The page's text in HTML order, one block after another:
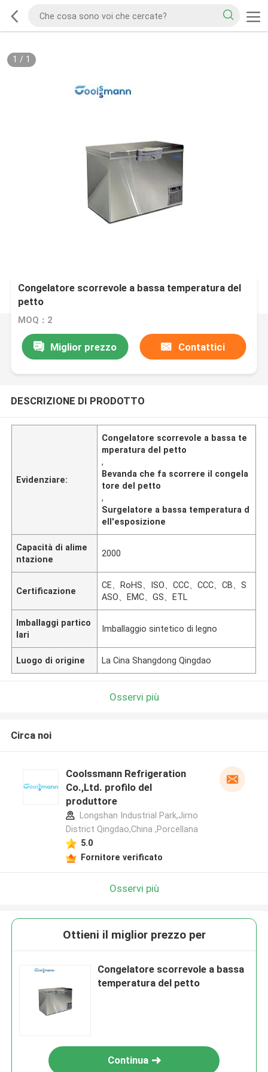
1 / 1
Congelatore scorrevole a bassa temperatura del
petto
MOQ：2
Miglior prezzo Contattici
DESCRIZIONE DI PRODOTTO
Evidenziare:
Congelatore scorrevole a bassa te
mperatura del petto
,
Bevanda che fa scorrere il congela
tore del petto
,
Surgelatore a bassa temperatura d
ell'esposizione
Capacità di alime
ntazione
2000
Certificazione
CE、RoHS、ISO、CCC、CCC、CB、S
ASO、EMC、GS、ETL
Imballaggi partico
lari
Imballaggio sintetico di legno
Luogo di origine La Cina Shangdong Qingdao
Osservi più
Circa noi
Coolssmann Refrigeration
Co.,Ltd. profilo del
produttore
Longshan Industrial Park,Jimo
District Qingdao,China ,Porcellana
5.0
Fornitore verificato
Osservi più
Ottieni il miglior prezzo per
Congelatore scorrevole a bassa
temperatura del petto
Continua